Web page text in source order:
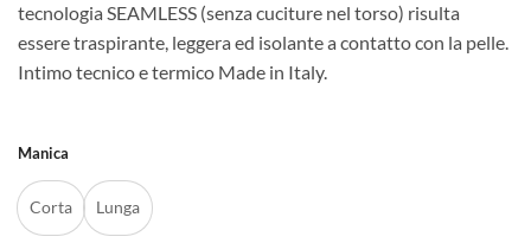
tecnologia SEAMLESS (senza cuciture nel torso) risulta
essere traspirante, leggera ed isolante a contatto con la pelle.
Intimo tecnico e termico Made in Italy.
Manica
Corta Lunga